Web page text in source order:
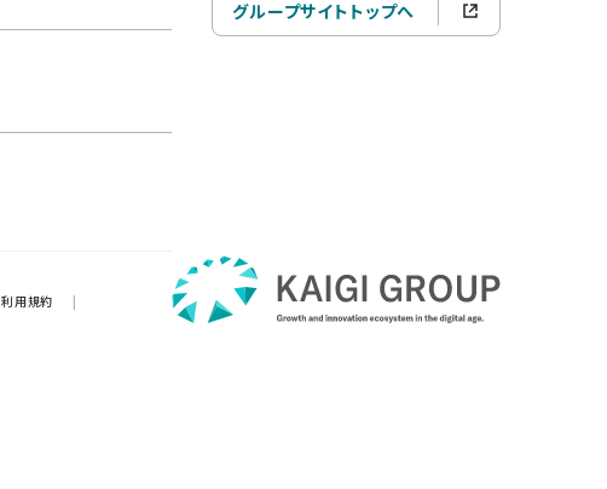
利用規約
|
グループサイトトップへ